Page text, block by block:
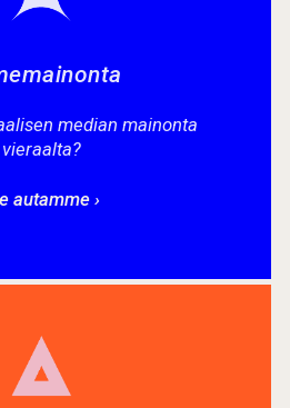
median mainonta
vieraalta?
autamme ›